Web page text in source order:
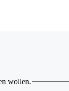
wollen.